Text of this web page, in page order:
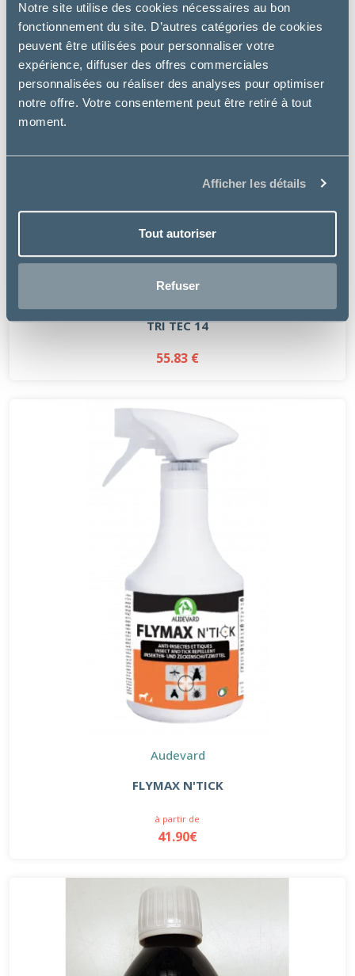
Notre site utilise des cookies nécessaires au bon
fonctionnement du site. D’autres catégories de cookies
peuvent être utilisées pour personnaliser votre
expérience, diffuser des offres commerciales
personnalisées ou réaliser des analyses pour optimiser
notre offre. Votre consentement peut être retiré à tout
moment.
Afficher les détails
Tout autoriser
Refuser
TRI TEC 14
55.83 €
Audevard
FLYMAX N'TICK
à partir de
41.90€